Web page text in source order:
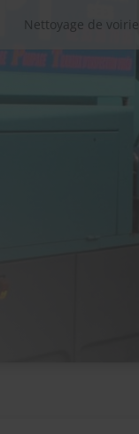
Nettoyage de voirie